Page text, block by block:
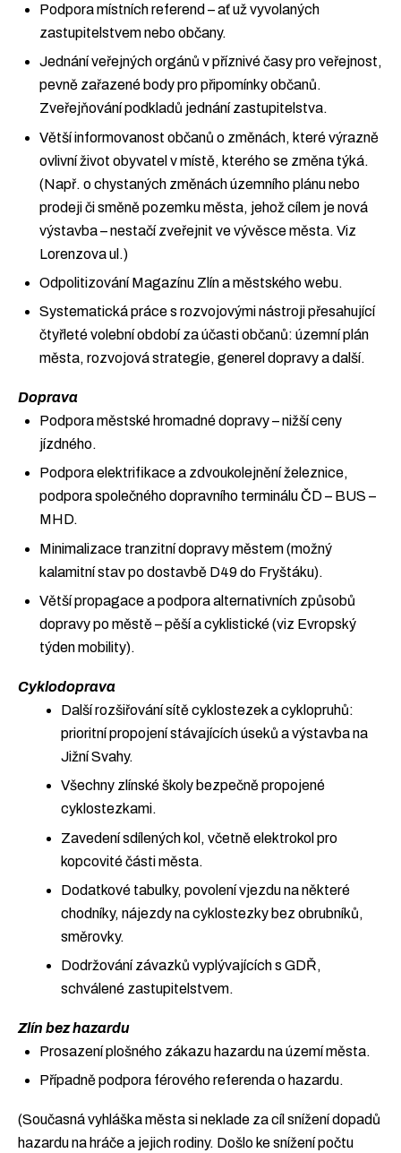
Podpora místních referend – ať už vyvolaných
zastupitelstvem nebo občany.
Jednání veřejných orgánů v příznivé časy pro veřejnost,
pevně zařazené body pro připomínky občanů.
Zveřejňování podkladů jednání zastupitelstva.
Větší informovanost občanů o změnách, které výrazně
ovlivní život obyvatel v místě, kterého se změna týká.
(Např. o chystaných změnách územního plánu nebo
prodeji či směně pozemku města, jehož cílem je nová
výstavba – nestačí zveřejnit ve vývěsce města. Viz
Lorenzova ul.)
Odpolitizování Magazínu Zlín a městského webu.
Systematická práce s rozvojovými nástroji přesahující
čtyřleté volební období za účasti občanů: územní plán
města, rozvojová strategie, generel dopravy a další.
Doprava
Podpora městské hromadné dopravy – nižší ceny
jízdného.
Podpora elektrifikace a zdvoukolejnění železnice,
podpora společného dopravního terminálu ČD – BUS –
MHD.
Minimalizace tranzitní dopravy městem (možný
kalamitní stav po dostavbě D49 do Fryštáku).
Větší propagace a podpora alternativních způsobů
dopravy po městě – pěší a cyklistické (viz Evropský
týden mobility).
Cyklodoprava
Další rozšiřování sítě cyklostezek a cyklopruhů:
prioritní propojení stávajících úseků a výstavba na
Jižní Svahy.
Všechny zlínské školy bezpečně propojené
cyklostezkami.
Zavedení sdílených kol, včetně elektrokol pro
kopcovité části města.
Dodatkové tabulky, povolení vjezdu na některé
chodníky, nájezdy na cyklostezky bez obrubníků,
směrovky.
Dodržování závazků vyplývajících s GDŘ,
schválené zastupitelstvem.
Zlín bez hazardu
Prosazení plošného zákazu hazardu na území města.
Případně podpora férového referenda o hazardu.
(Současná vyhláška města si neklade za cíl snížení dopadů
hazardu na hráče a jejich rodiny. Došlo ke snížení počtu